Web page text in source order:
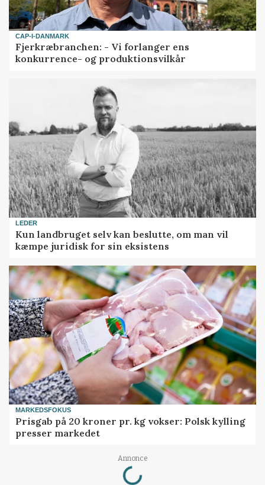
CAP-I-DANMARK
Fjerkræbranchen: - Vi forlanger ens
konkurrence- og produktionsvilkår
LEDER
Kun landbruget selv kan beslutte, om man vil
kæmpe juridisk for sin eksistens
MARKEDSFOKUS
Prisgab på 20 kroner pr. kg vokser: Polsk kylling
presser markedet
Annonce
Loading...